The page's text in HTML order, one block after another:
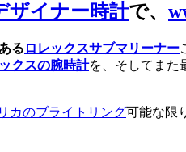
ザイナー時計で、
る ロレックスサブマリーナー
クスの腕時計を、そしてまた
カのブライトリング可能な限